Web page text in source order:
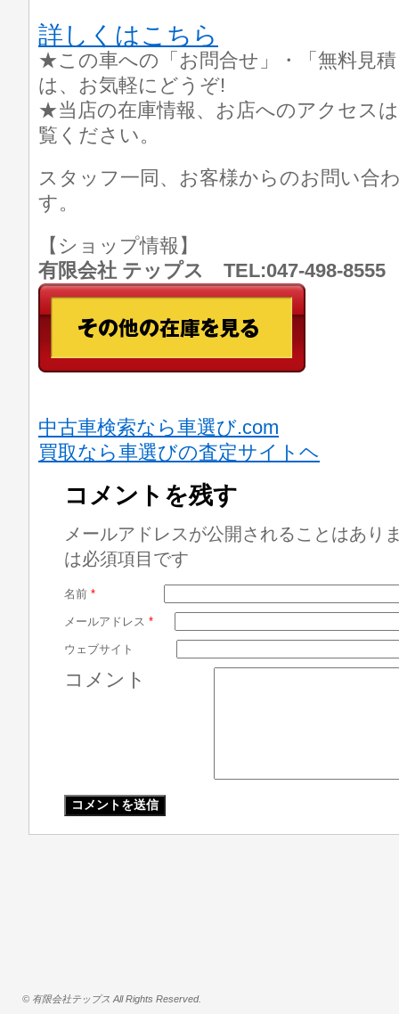
詳しくはこちら
★この車への「お問合せ」・「無料見
は、お気軽にどうぞ!
★当店の在庫情報、お店へのアクセス
覧ください。
スタッフ一同、お客様からのお問い合
す。
【ショップ情報】
有限会社 テップス TEL:047-498-8555
中古車検索なら車選び.com
買取なら車選びの査定サイトヘ
コメントを残す
メールアドレスが公開されることはあり
は必須項目です
名前 *
メールアドレス *
ウェブサイト
コメント
© 有限会社テップス All Rights Reserved.